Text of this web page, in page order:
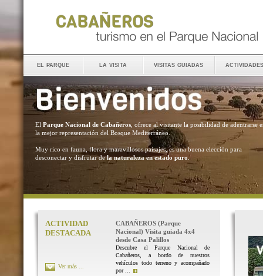
el parque la visita visitas guiadas actividades
El Parque Nacional de Cabañeros , ofrece al visitante la posibilidad de adentrarse
la mejor representación del Bosque Mediterráneo.
Muy rico en fauna, flora y maravillosos paisajes, es una buena elección para
desconectar y disfrutar dela naturaleza en estado puro .
ACTIVIDAD
DESTACADA
CABAÑEROS (Parque
Nacional) Visita guiada 4x4
desde Casa Palillos
Descubre el Parque Nacional de
Cabañeros, a bordo de nuestros
vehículos todo terreno y acompañado
por ...
Ver más ...